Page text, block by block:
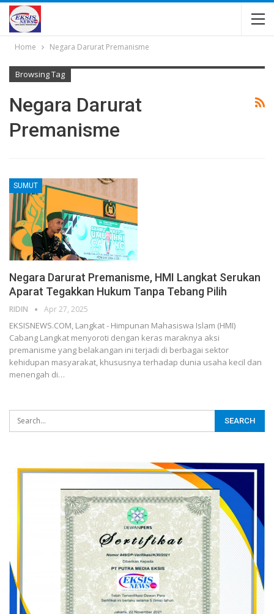
Home Negara Darurat Premanisme
Browsing Tag
Negara Darurat
Premanisme
SUMUT
Negara Darurat Premanisme, HMI Langkat Serukan
Aparat Tegakkan Hukum Tanpa Tebang Pilih
RIDIN Apr 27, 2025
EKSISNEWS.COM, Langkat - Himpunan Mahasiswa Islam (HMI)
Cabang Langkat menyoroti dengan keras maraknya aksi
premanisme yang belakangan ini terjadi di berbagai sektor
kehidupan masyarakat, khususnya terhadap dunia usaha kecil dan
menengah di…